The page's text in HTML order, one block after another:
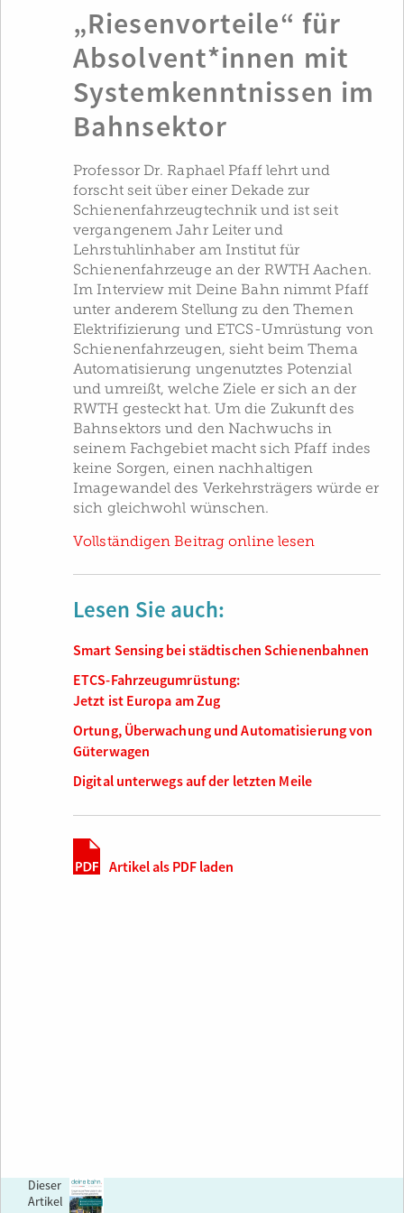
„Riesenvorteile“ für
Absolvent*innen mit
Systemkenntnissen im
Bahnsektor
Professor Dr. Raphael Pfaff lehrt und
forscht seit über einer Dekade zur
Schienenfahrzeugtechnik und ist seit
vergangenem Jahr Leiter und
Lehrstuhlinhaber am Institut für
Schienenfahrzeuge an der RWTH Aachen.
Im Interview mit Deine Bahn nimmt Pfaff
unter anderem Stellung zu den Themen
Elektrifizierung und ETCS-Umrüstung von
Schienenfahrzeugen, sieht beim Thema
Automatisierung ungenutztes Potenzial
und umreißt, welche Ziele er sich an der
RWTH gesteckt hat. Um die Zukunft des
Bahnsektors und den Nachwuchs in
seinem Fachgebiet macht sich Pfaff indes
keine Sorgen, einen nachhaltigen
Imagewandel des Verkehrsträgers würde er
sich gleichwohl wünschen.
Vollständigen Beitrag online lesen
Lesen Sie auch:
Smart Sensing bei städtischen Schienenbahnen
ETCS-Fahrzeugumrüstung:
Jetzt ist Europa am Zug
Ortung, Überwachung und Automatisierung von
Güterwagen
Digital unterwegs auf der letzten Meile
Artikel als PDF laden
Dieser
Artikel